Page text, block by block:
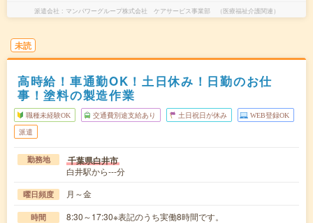
派遣会社 マンパワーグループ株式会社 ケアサービス事業部 （医療福祉介護関連）
未読
高時給！車通勤OK！土日休み！日勤のお仕
事！塗料の製造作業
職種未経験OK 交通費別途支給あり 土日祝日が休み WEB登録OK
派遣
勤務地 千葉県白井市
白井駅から---分
曜日頻度 月～金
時間 8:30～17:30※表記のうち実働8時間です。